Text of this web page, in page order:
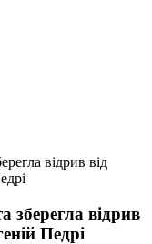
відрив від
зберегла відрив
Педрі